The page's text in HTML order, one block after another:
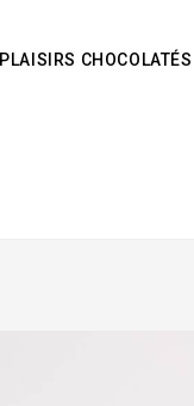
PLAISIRS CHOCOLATÉS